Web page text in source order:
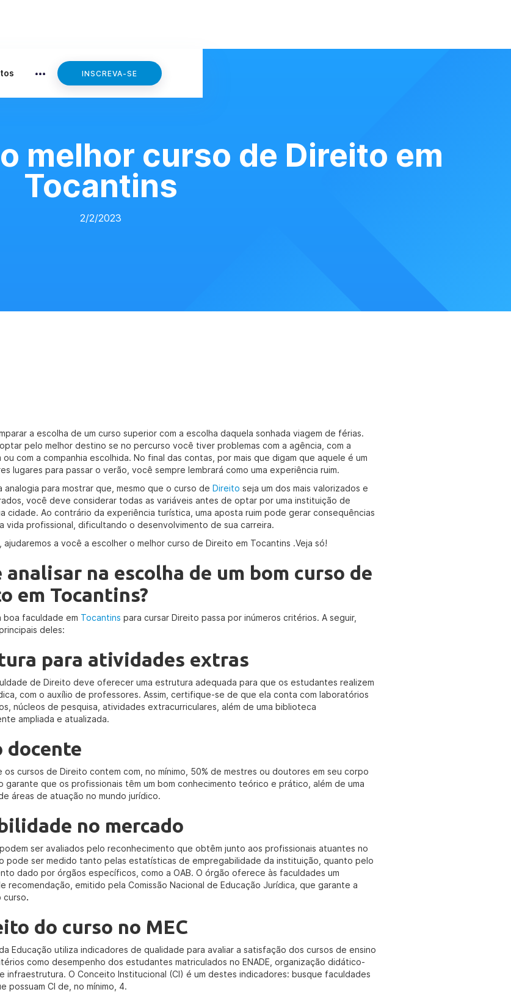
INSCREVA-SE
melhor curso de Direito em
Tocantins
2/2/2023
a escolha de um curso superior com a escolha daquela sonhada viagem de férias.
pelo melhor destino se no percurso você tiver problemas com a agência, com a
ou com a companhia escolhida. No final das contas, por mais que digam que aquele é um
lugares para passar o verão, você sempre lembrará como uma experiência ruim.
analogia para mostrar que, mesmo que o curso deDireito seja um dos mais valorizados e
você deve considerar todas as variáveis antes de optar por uma instituição de
cidade. Ao contrário da experiência turística, uma aposta ruim pode gerar consequências
vida profissional, dificultando o desenvolvimento de sua carreira.
a você a escolher o melhor curso de Direito em Tocantins .Veja só!
analisar na escolha de um bom curso de
em Tocantins?
boa faculdade em Tocantins para cursar Direito passa por inúmeros critérios. A seguir,
deles:
para atividades extras
de Direito deve oferecer uma estrutura adequada para que os estudantes realizem
com o auxílio de professores. Assim, certifique-se de que ela conta com laboratórios
núcleos de pesquisa, atividades extracurriculares, além de uma biblioteca
ampliada e atualizada.
docente
os cursos de Direito contem com, no mínimo, 50% de mestres ou doutores em seu corpo
garante que os profissionais têm um bom conhecimento teórico e prático, além de uma
áreas de atuação no mundo jurídico.
no mercado
ser avaliados pelo reconhecimento que obtêm junto aos profissionais atuantes no
pode ser medido tanto pelas estatísticas de empregabilidade da instituição, quanto pelo
dado por órgãos específicos, como a OAB. O órgão oferece às faculdades um
recomendação, emitido pela Comissão Nacional de Educação Jurídica, que garante a
curso.
do curso no MEC
Educação utiliza indicadores de qualidade para avaliar a satisfação dos cursos de ensino
como desempenho dos estudantes matriculados no ENADE, organização didático-
infraestrutura. O Conceito Institucional (CI) é um destes indicadores: busque faculdades
possuam CI de, no mínimo, 4.